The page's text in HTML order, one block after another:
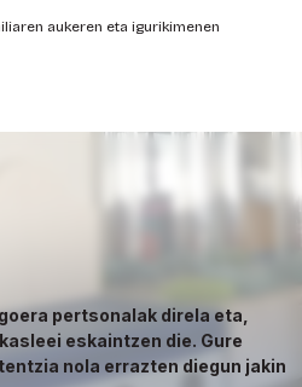
aukeren eta igurikimenen
pertsonalak direla eta,
eskaintzen die. Gure
nola errazten diegun jakin